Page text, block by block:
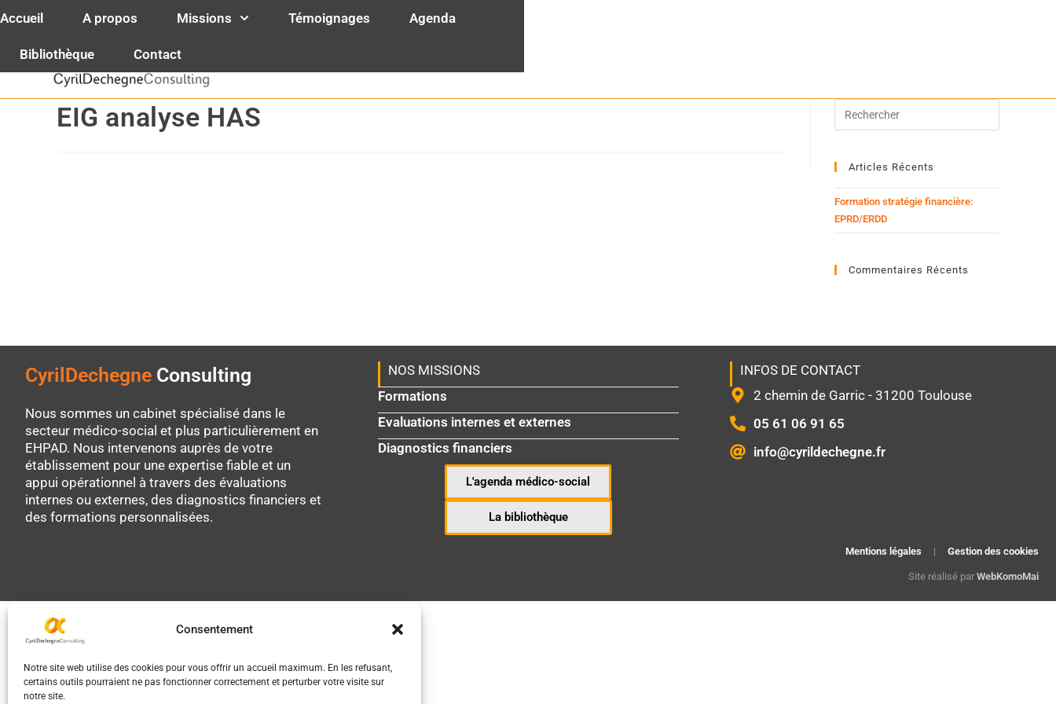
Consentement
Notre site web utilise des cookies pour vous offrir un accueil maximum. En les refusant,
certains outils pourraient ne pas fonctionner correctement et perturber votre visite sur
notre site.
principal
Accueil A propos Missions Témoignages Agenda
Bibliothèque Contact
EIG analyse HAS
Articles Récents
Formation stratégie financière:
EPRD/ERDD
Commentaires Récents
CyrilDechegne Consulting
Nous sommes un cabinet spécialisé dans le
secteur médico-social et plus particulièrement en
EHPAD. Nous intervenons auprès de votre
établissement pour une expertise fiable et un
appui opérationnel à travers des évaluations
internes ou externes, des diagnostics financiers et
des formations personnalisées.
NOS MISSIONS
Formations
Evaluations internes et externes
Diagnostics financiers
L'agenda médico-social
La bibliothèque
INFOS DE CONTACT
2 chemin de Garric - 31200 Toulouse
05 61 06 91 65
info@cyrildechegne.fr
Mentions légales | Gestion des cookies
Site réalisé par WebKomoMai